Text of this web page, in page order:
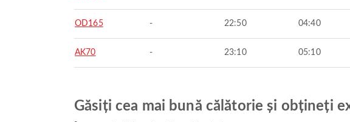
OD165 - 22:50 04:40
AK70 - 23:10 05:10
Găsiți cea mai bună călătorie și obțineți